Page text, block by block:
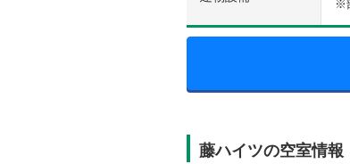
※
藤ハイツの空室情報